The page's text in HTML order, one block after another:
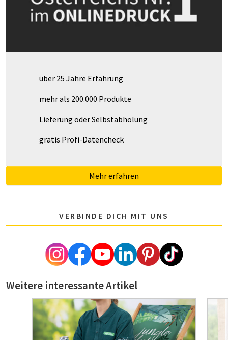
über 25 Jahre Erfahrung
mehr als 200.000 Produkte
Lieferung oder Selbstabholung
gratis Profi-Datencheck
Mehr erfahren
VERBINDE DICH MIT UNS
Weitere interessante Artikel